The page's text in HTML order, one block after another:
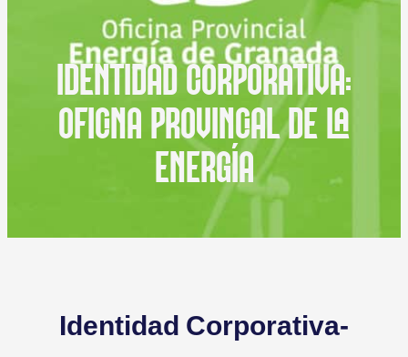
IDENTIDAD CORPORATIVA:
OFICINA PROVINCIAL DE LA
ENERGÍA
Identidad Corporativa-